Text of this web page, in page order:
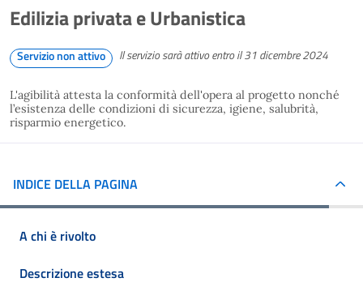
Edilizia privata e Urbanistica
Servizio non attivo Il servizio sarà attivo entro il 31 dicembre 2024
L'agibilità attesta la conformità dell'opera al progetto nonché
l’esistenza delle condizioni di sicurezza, igiene, salubrità,
risparmio energetico.
INDICE DELLA PAGINA
A chi è rivolto
Descrizione estesa